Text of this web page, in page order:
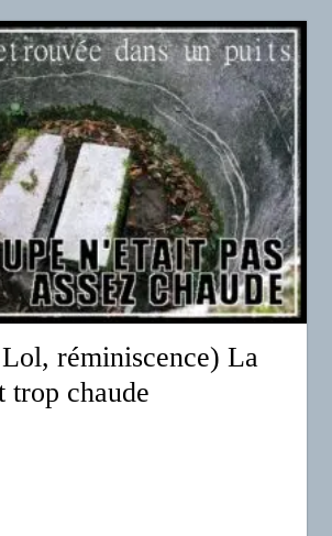
réminiscence) La
trop chaude